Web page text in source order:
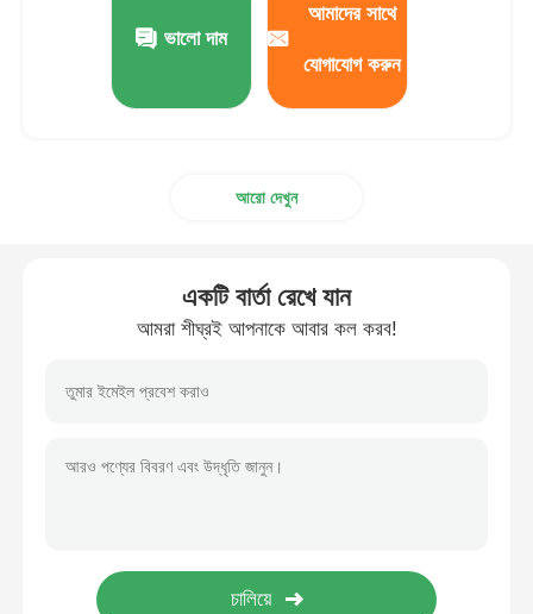
ভালো দাম
আমাদের সাথে
যোগাযোগ করুন
আরো দেখুন
একটি বার্তা রেখে যান
আমরা শীঘ্রই আপনাকে আবার কল করব!